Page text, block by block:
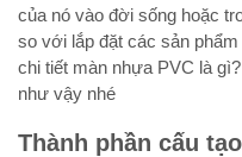
của nó vào đời sống hoặc
so với lắp đặt các sản
chi tiết màn nhựa PVC là
như vậy nhé
Thành phần cấu